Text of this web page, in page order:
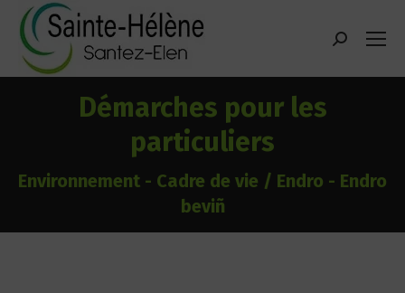
principal
Recherche
Démarches pour les
particuliers
Environnement - Cadre de vie / Endro - Endro
beviñ